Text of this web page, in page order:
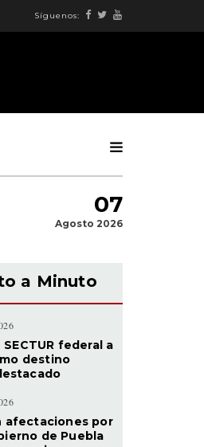
Síguenos:
07
Agosto 2026
a Minuto
federal a
destino
afectaciones por
de Puebla